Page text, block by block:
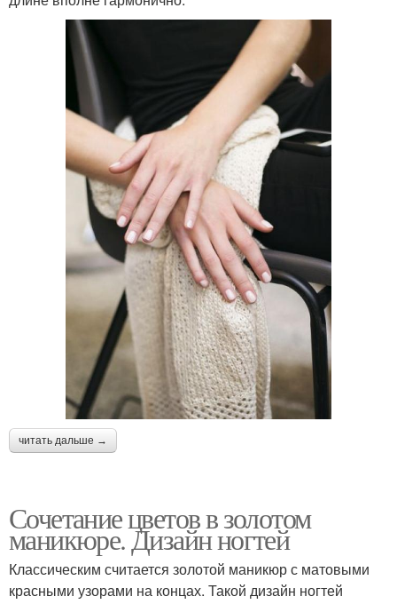
читать дальше →
Сочетание цветов в золотом
маникюре. Дизайн ногтей
Классическим считается золотой маникюр с матовыми
красными узорами на концах. Такой дизайн ногтей